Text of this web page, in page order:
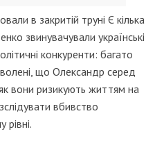
в закритій труні Є кілька
звинувачували українські
конкуренти: багато
що Олександр серед
вони ризикують життям на
вбивство